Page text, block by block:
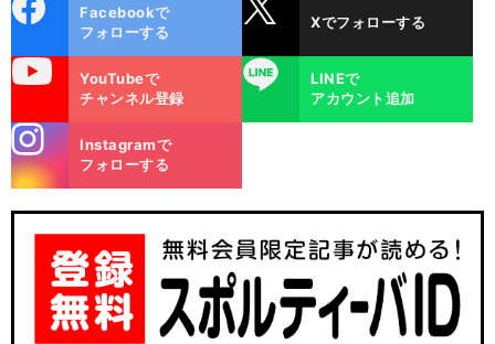
ok
Facebookで
フォローする
Xでフォローする
YouTubeで
チャンネル登録
LINE
LINEで
アカウント追加
m
Instagramで
フォローする